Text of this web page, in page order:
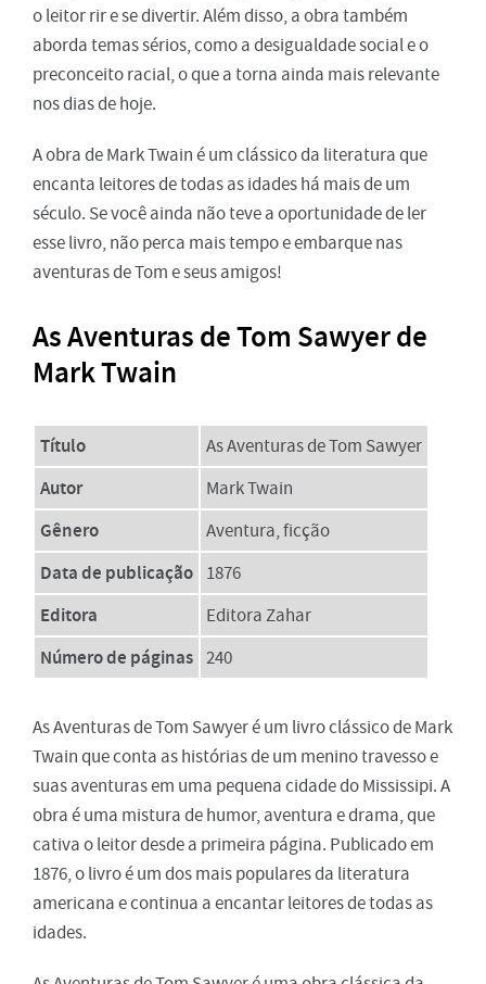
o leitor rir e se divertir. Além disso, a obra também
aborda temas sérios, como a desigualdade social e o
preconceito racial, o que a torna ainda mais relevante
nos dias de hoje.
A obra de Mark Twain é um clássico da literatura que
encanta leitores de todas as idades há mais de um
século. Se você ainda não teve a oportunidade de ler
esse livro, não perca mais tempo e embarque nas
aventuras de Tom e seus amigos!
As Aventuras de Tom Sawyer de
Mark Twain
Título As Aventuras de Tom Sawyer
Autor Mark Twain
Gênero Aventura, ficção
Data de publicação 1876
Editora Editora Zahar
Número de páginas 240
As Aventuras de Tom Sawyer é um livro clássico de Mark
Twain que conta as histórias de um menino travesso e
suas aventuras em uma pequena cidade do Mississipi. A
obra é uma mistura de humor, aventura e drama, que
cativa o leitor desde a primeira página. Publicado em
1876, o livro é um dos mais populares da literatura
americana e continua a encantar leitores de todas as
idades.